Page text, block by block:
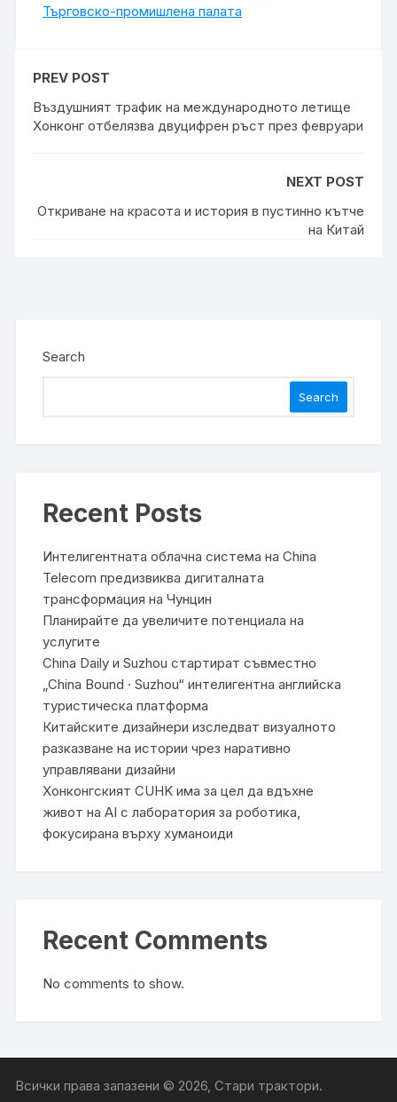
Търговско-промишлена палaта
PREV POST
Въздушният трафик на международното летище
Хонконг отбелязва двуцифрен ръст през февруари
NEXT POST
Откриване на красота и история в пустинно кътче
на Китай
Search
Search
Recent Posts
Интелигентната облачна система на China
Telecom предизвиква дигиталната
трансформация на Чунцин
Планирайте да увеличите потенциала на
услугите
China Daily и Suzhou стартират съвместно
„China Bound · Suzhou“ интелигентна английска
туристическа платформа
Китайските дизайнери изследват визуалното
разказване на истории чрез наративно
управлявани дизайни
Хонконгският CUHK има за цел да вдъхне
живот на AI с лаборатория за роботика,
фокусирана върху хуманоиди
Recent Comments
No comments to show.
Всички права запазени © 2026, Стари трактори.